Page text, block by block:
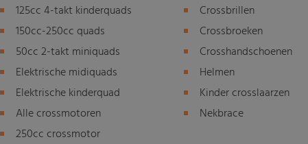
125cc 4-takt kinderquads
150cc-250cc quads
50cc 2-takt miniquads
Elektrische midiquads
Elektrische kinderquad
Alle crossmotoren
250cc crossmotor
Crossbrillen
Crossbroeken
Crosshandschoenen
Helmen
Kinder crosslaarzen
Nekbrace